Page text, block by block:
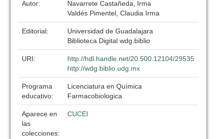
Autor:
Navarrete Castañeda, Irma
Valdés Pimentel, Claudia Irma
Editorial:
Universidad de Guadalajara
Biblioteca Digital wdg.biblio
URI:
http://hdl.handle.net/20.500.12104/29535
http://wdg.biblio.udg.mx
Programa
educativo:
Licenciatura en Química
Farmacobiologica
Aparece en
las
colecciones:
CUCEI